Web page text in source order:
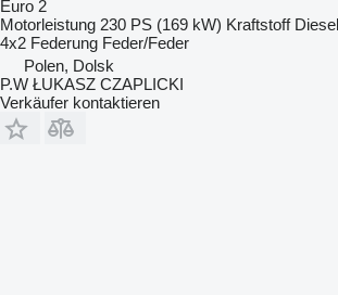
Euro 2
Motorleistung 230 PS (169 kW) Kraftstoff Diesel
4x2 Federung Feder/Feder
Polen, Dolsk
P.W ŁUKASZ CZAPLICKI
Verkäufer kontaktieren